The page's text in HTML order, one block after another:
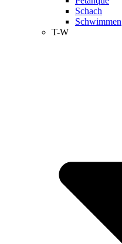
Schach
Schwimmen
T-W